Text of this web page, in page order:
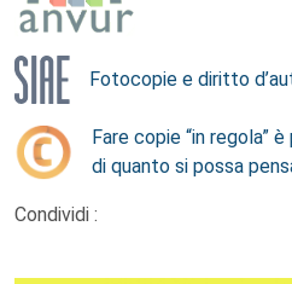
Fotocopie e diritto
Fare copie “in regola”
di quanto si possa
Condividi :